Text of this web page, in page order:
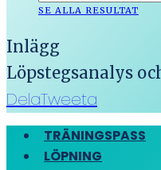
SE ALLA RESULTAT
Inlägg
Löpstegsanalys
DelaTweeta
TRÄNINGSPASS
LÖPNING